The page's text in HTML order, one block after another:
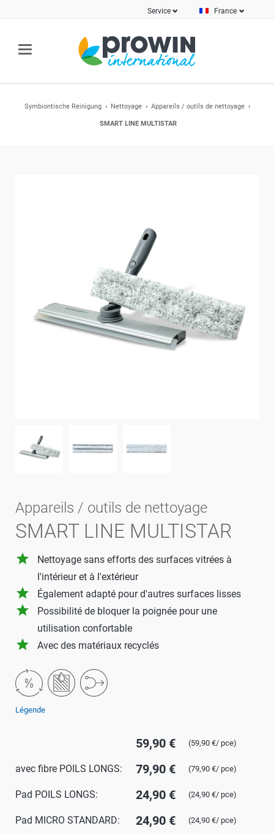
France
Service
Symbiontische Reinigung Nettoyage Appareils / outils de nettoyage
SMART LINE MULTISTAR
Appareils / outils de nettoyage
SMART LINE MULTISTAR
grade
Nettoyage sans efforts des surfaces vitrées à
l'intérieur et à l'extérieur
grade Également adapté pour d'autres surfaces lisses
grade
Possibilité de bloquer la poignée pour une
utilisation confortable
grade Avec des matériaux recyclés
Légende
59,90 € (59,90 €/ pce)
avec fibre POILS LONGS: 79,90 € (79,90 €/ pce)
Pad POILS LONGS: 24,90 € (24,90 €/ pce)
Pad MICRO STANDARD: 24,90 € (24,90 €/ pce)